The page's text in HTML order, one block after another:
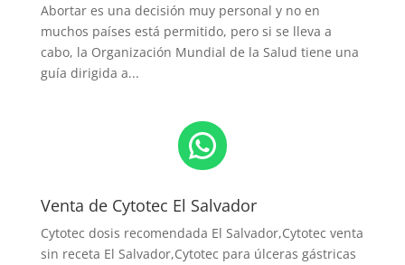
Abortar es una decisión muy personal y no en
muchos países está permitido, pero si se lleva a
cabo, la Organización Mundial de la Salud tiene una
guía dirigida a...
WhatsApp
Venta de Cytotec El Salvador
Cytotec dosis recomendada El Salvador,Cytotec venta
sin receta El Salvador,Cytotec para úlceras gástricas